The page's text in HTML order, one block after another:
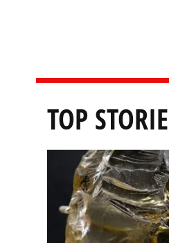
TOP